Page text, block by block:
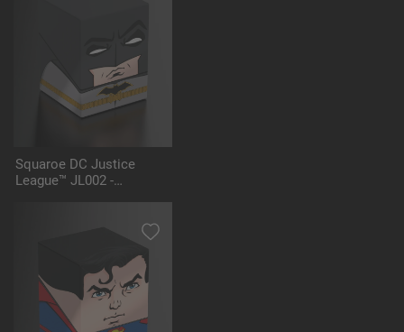
Squaroe DC Justice
League™ JL002 -